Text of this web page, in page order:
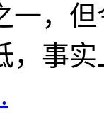
一，
，事